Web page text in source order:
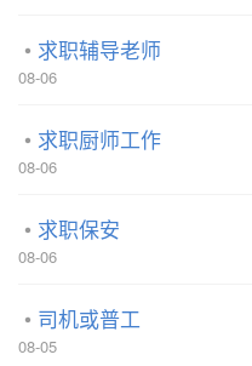
求职辅导老师
08-06
求职厨师工作
08-06
求职保安
08-06
司机或普工
08-05